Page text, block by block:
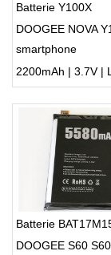
Batterie Y100X
DOOGEE NOVA
smartphone
2200mAh | 3.7V |
Batterie
DOOGEE S60